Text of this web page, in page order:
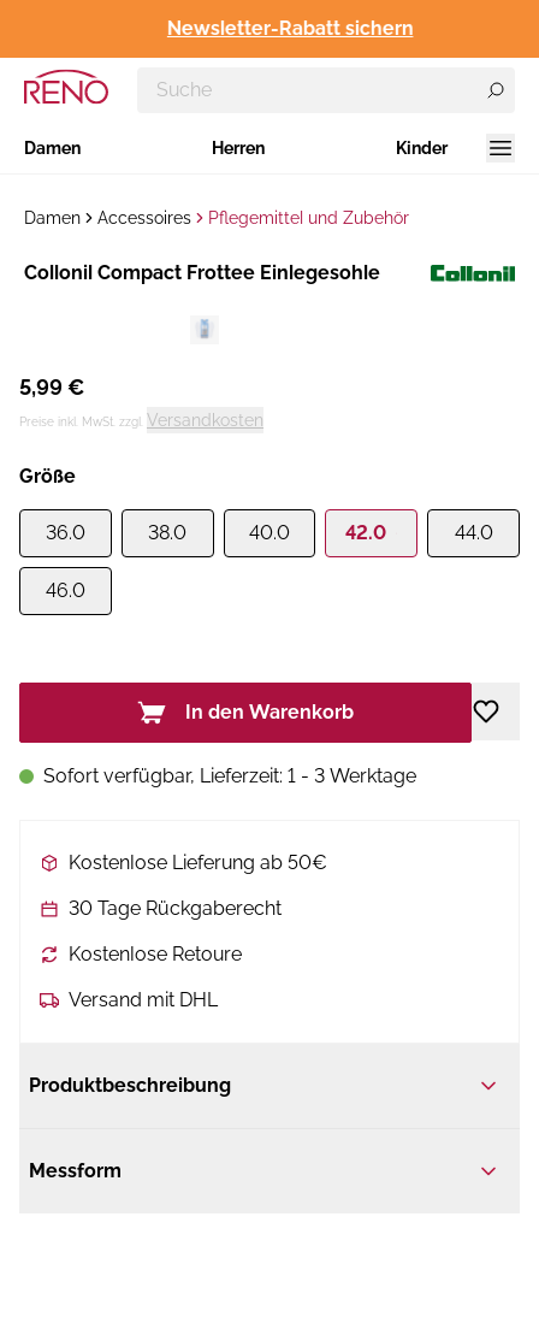
Newsletter-Rabatt sichern
Damen Herren Kinder
Damen Accessoires Pflegemittel und Zubehör
Hersteller :
Collonil Compact Frottee Einlegesohle
5,99 €
Preise inkl. MwSt. zzgl. Versandkosten
Größe
36.0 38.0 40.0 42.0 44.0
46.0
In den Warenkorb
Sofort verfügbar, Lieferzeit: 1 - 3 Werktage
Kostenlose Lieferung ab 50€
30 Tage Rückgaberecht
Kostenlose Retoure
Versand mit DHL
Produktbeschreibung
Messform